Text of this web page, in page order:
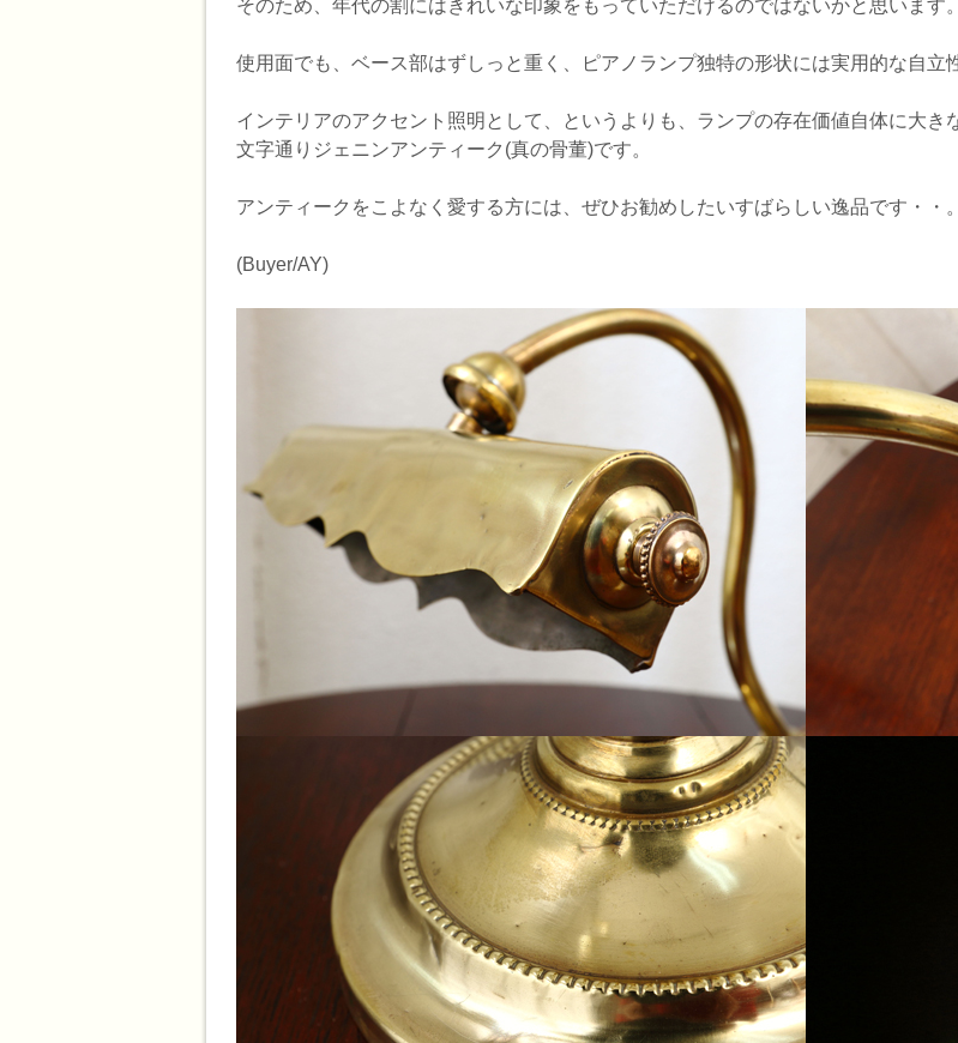
そのため、年代の割にはきれいな印象をもっていただけるのではないかと思います。
使用面でも、ベース部はずしっと重く、ピアノランプ独特の形状には実用的な自立
インテリアのアクセント照明として、というよりも、ランプの存在価値自体に大き
文字通りジェニンアンティーク(真の骨董)です。
アンティークをこよなく愛する方には、ぜひお勧めしたいすばらしい逸品です・・。
(Buyer/AY)